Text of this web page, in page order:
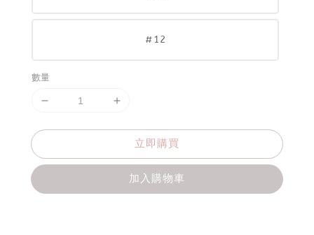
#12
數量
立即購買
加入購物車